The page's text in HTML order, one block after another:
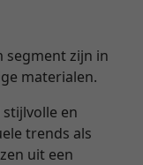
segment zijn in
materialen.
en
trends als
uit een